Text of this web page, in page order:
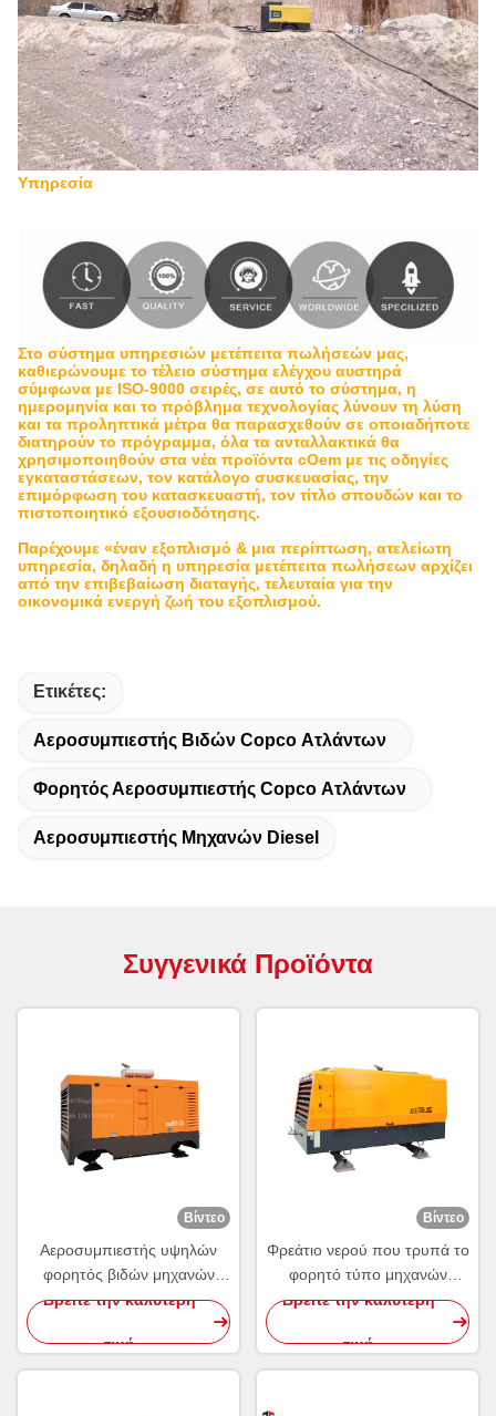
Υπηρεσία
Στο σύστημα υπηρεσιών μετέπειτα πωλήσεών μας,
καθιερώνουμε το τέλειο σύστημα ελέγχου αυστηρά
σύμφωνα με ISO-9000 σειρές, σε αυτό το σύστημα, η
ημερομηνία και το πρόβλημα τεχνολογίας λύνουν τη λύση
και τα προληπτικά μέτρα θα παρασχεθούν σε οποιαδήποτε
διατηρούν το πρόγραμμα, όλα τα ανταλλακτικά θα
χρησιμοποιηθούν στα νέα προϊόντα cOem με τις οδηγίες
εγκαταστάσεων, τον κατάλογο συσκευασίας, την
επιμόρφωση του κατασκευαστή, τον τίτλο σπουδών και το
πιστοποιητικό εξουσιοδότησης.
Παρέχουμε «έναν εξοπλισμό & μια περίπτωση, ατελείωτη
υπηρεσία, δηλαδή η υπηρεσία μετέπειτα πωλήσεων αρχίζει
από την επιβεβαίωση διαταγής, τελευταία για την
οικονομικά ενεργή ζωή του εξοπλισμού.
Ετικέτες:
Αεροσυμπιεστής Βιδών Copco Ατλάντων
Φορητός Αεροσυμπιεστής Copco Ατλάντων
Αεροσυμπιεστής Μηχανών Diesel
Συγγενικά Προϊόντα
Βίντεο
Αεροσυμπιεστής υψηλών
φορητός βιδών μηχανών
diesel για τη διάτρηση
Βρείτε την καλύτερη
τιμή
Βίντεο
Φρεάτιο νερού που τρυπά το
φορητό τύπο μηχανών
υψηλού diesel
αεροσυμπιεστών βιδών με
τρυπάνι
Βρείτε την καλύτερη
τιμή